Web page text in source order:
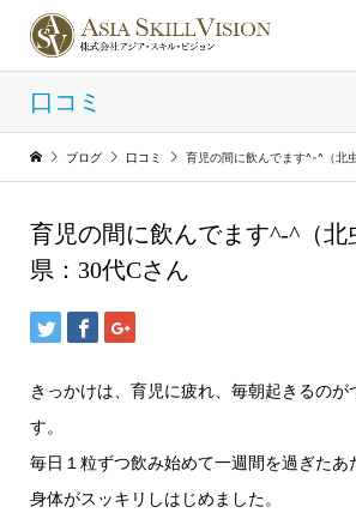
口コミ
ブログ 口コミ 育児の間に飲んでます^-^（北
育児の間に飲んでます^-^（北
県：30代Cさん
きっかけは、育児に疲れ、毎朝起きるのが
す。
毎日１粒ずつ飲み始めて一週間を過ぎたあ
身体がスッキリしはじめました。